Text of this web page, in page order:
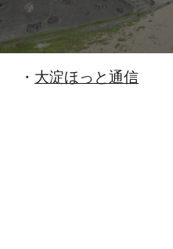
・ 大淀ほっと通信